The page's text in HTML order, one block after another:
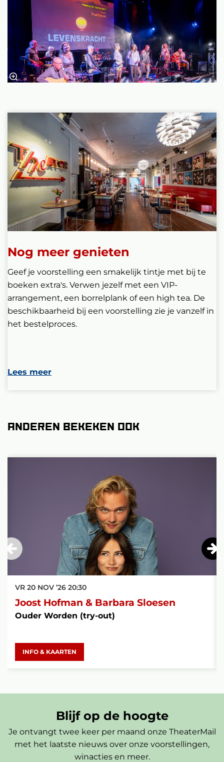
Nog meer genieten
Geef je voorstelling een smakelijk tintje met bij te
boeken extra's. Verwen jezelf met een VIP-
arrangement, een borrelplank of een high tea. De
beschikbaarheid bij een voorstelling zie je vanzelf in
het bestelproces.
Lees meer
Anderen bekeken ook
Joost Hofman & Barbara Sloesen
Ouder Worden (try-out)
VR 20 NOV ’26 20:30
INFO & KAARTEN
Blijf op de hoogte
Je ontvangt twee keer per maand onze TheaterMail
met het laatste nieuws over onze voorstellingen,
winacties en meer.